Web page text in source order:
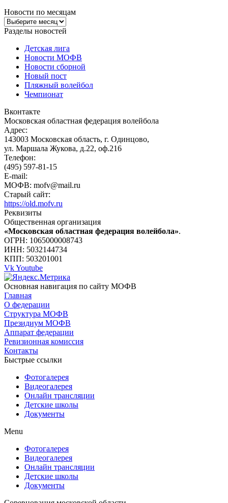
Новости по месяцам
Новости
по
Разделы новостей
Детская лига
Новости МОФВ
Новости сборной
Новый пост
Пляжный волейбол
Чемпионат
Вконтакте
Московская областная федерация волейбола
Адрес:
143003 Московская область, г. Одинцово,
ул. Маршала Жукова, д.22, оф.216
Телефон:
(495) 597-81-15
E-mail:
МОФВ: mofv@mail.ru
Старый сайт:
https://old.mofv.ru
Реквизиты
Общественная организация
«Московская областная федерация волейбола».
ОГРН: 1065000008743
ИНН: 5032144734
КПП: 503201001
VkYoutube
Основная навигация по сайту МОФВ
Главная
О федерации
Структура МОФВ
Президиум МОФВ
Аппарат федерации
Ревизионная комиссия
Контакты
Быстрые ссылки
Фотогалерея
Видеогалерея
Онлайн трансляции
Детские школы
Документы
Menu
Фотогалерея
Видеогалерея
Онлайн трансляции
Детские школы
Документы